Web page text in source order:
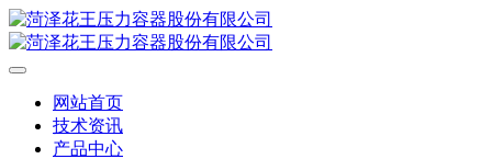
网站首页
技术资讯
产品中心